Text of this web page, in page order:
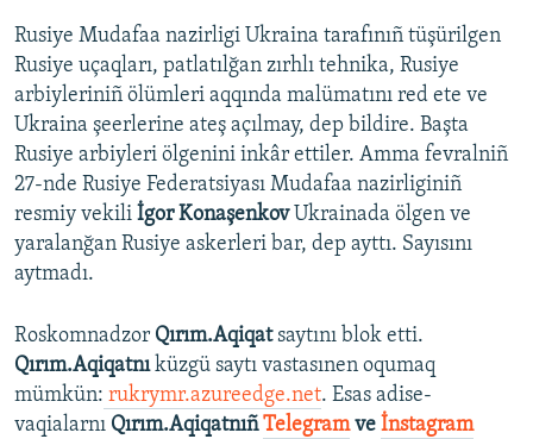
Rusiye Mudafaa nazirligi Ukraina tarafınıñ tüşürilgen
Rusiye uçaqları, patlatılğan zırhlı tehnika, Rusiye
arbiyleriniñ ölümleri aqqında malümatını red ete ve
Ukraina şeerlerine ateş açılmay, dep bildire. Başta
Rusiye arbiyleri ölgenini inkâr ettiler. Amma fevralniñ
27-nde Rusiye Federatsiyası Mudafaa nazirliginiñ
resmiy vekili İgor Konaşenkov Ukrainada ölgen ve
yaralanğan Rusiye askerleri bar, dep ayttı. Sayısını
aytmadı.
Roskomnadzor Qırım.Aqiqatsaytını blok etti.
Qırım.Aqiqatnıküzgü saytı vastasınen oqumaq
mümkün: rukrymr.azureedge.net. Esas adise-
vaqialarnı Qırım.AqiqatnıñTelegramve İnstagram